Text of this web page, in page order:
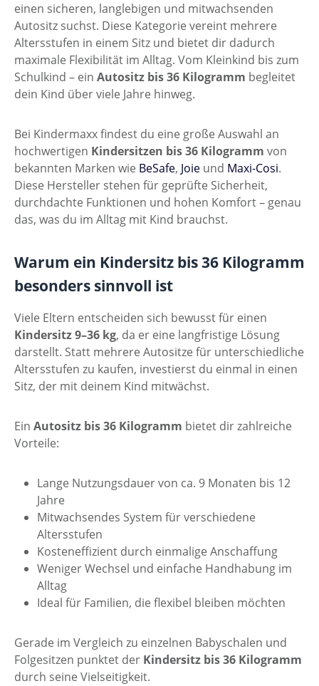
einen sicheren, langlebigen und mitwachsenden
Autositz suchst. Diese Kategorie vereint mehrere
Altersstufen in einem Sitz und bietet dir dadurch
maximale Flexibilität im Alltag. Vom Kleinkind bis zum
Schulkind – ein Autositz bis 36 Kilogramm begleitet
dein Kind über viele Jahre hinweg.
Bei Kindermaxx findest du eine große Auswahl an
hochwertigen Kindersitzen bis 36 Kilogramm von
bekannten Marken wie BeSafe, Joie und Maxi-Cosi.
Diese Hersteller stehen für geprüfte Sicherheit,
durchdachte Funktionen und hohen Komfort – genau
das, was du im Alltag mit Kind brauchst.
Warum ein Kindersitz bis 36 Kilogramm
besonders sinnvoll ist
Viele Eltern entscheiden sich bewusst für einen
Kindersitz 9–36 kg, da er eine langfristige Lösung
darstellt. Statt mehrere Autositze für unterschiedliche
Altersstufen zu kaufen, investierst du einmal in einen
Sitz, der mit deinem Kind mitwächst.
Ein Autositz bis 36 Kilogramm bietet dir zahlreiche
Vorteile:
Lange Nutzungsdauer von ca. 9 Monaten bis 12
Jahre
Mitwachsendes System für verschiedene
Altersstufen
Kosteneffizient durch einmalige Anschaffung
Weniger Wechsel und einfache Handhabung im
Alltag
Ideal für Familien, die flexibel bleiben möchten
Gerade im Vergleich zu einzelnen Babyschalen und
Folgesitzen punktet der Kindersitz bis 36 Kilogramm
durch seine Vielseitigkeit.